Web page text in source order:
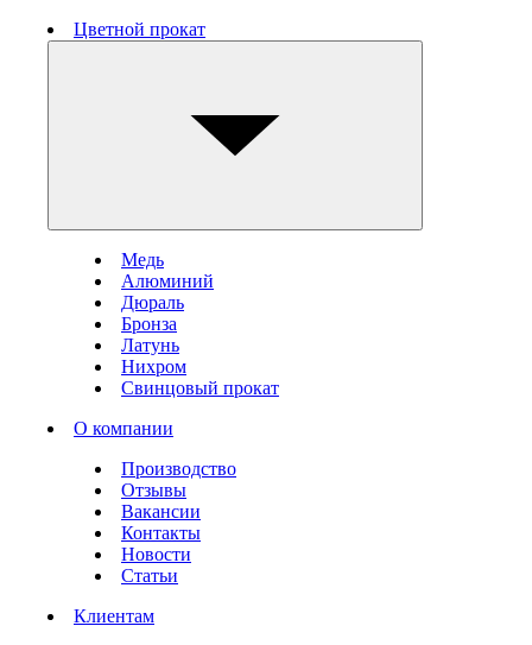
Цветной прокат
Медь
Алюминий
Дюраль
Бронза
Латунь
Нихром
Свинцовый прокат
О компании
Производство
Отзывы
Вакансии
Контакты
Новости
Статьи
Клиентам